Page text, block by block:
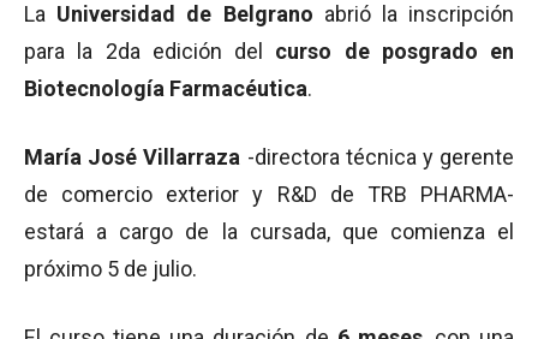
La Universidad de Belgrano abrió la inscripción
para la 2da edición del curso de posgrado en
Biotecnología Farmacéutica.
María José Villarraza -directora técnica y gerente
de comercio exterior y R&D de TRB PHARMA-
estará a cargo de la cursada, que comienza el
próximo 5 de julio.